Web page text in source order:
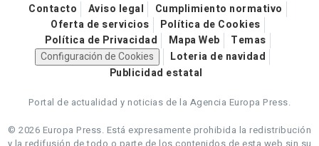
Contacto Aviso legal
Cumplimiento normativo
Oferta de servicios
Política de Cookies
Política de Privacidad
Mapa Web
Temas
Configuración de Cookies
Loteria de navidad
Publicidad estatal
Portal de actualidad y noticias de la Agencia Europa Press.
© 2026 Europa Press. Está expresamente prohibida la redistribución